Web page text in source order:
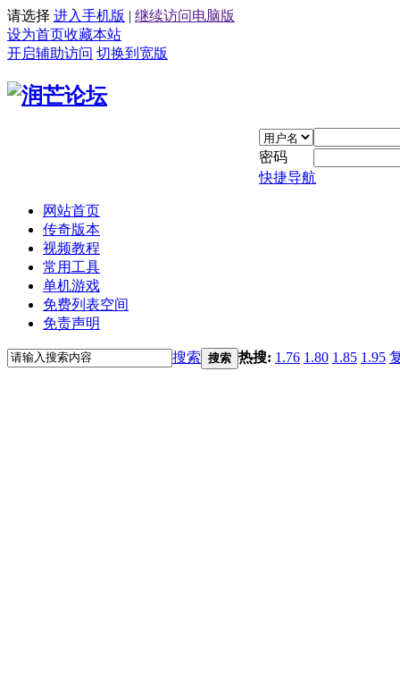
请选择 进入手机版 | 继续访问电脑版
设为首页收藏本站
开启辅助访问 切换到宽版
密码
快捷导航
网站首页
传奇版本
视频教程
常用工具
单机游戏
免费列表空间
免责声明
搜索 搜索 热搜: 1.76 1.80 1.85 1.95